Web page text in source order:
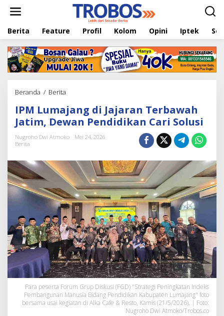
t
Berita Feature Profil Kolom Opini Iptek
Beranda / Berita
M
L
u
m
a
n
g
d
i
J
a
j
a
r
a
n
T
e
r
b
a
IPM Lumajang di Jajaran Terbawah
Jatim, Dewan Pendidikan Cari Solusi
Nugroho Dwi Atmoko
Mei 24, 2026
Berita
Para peserta Forum Grup Diskusi (FGD) "Strategi Peningkatan Indeks
Pembangunan Manusia Bidang Pendidikan Kabupaten Lumajang" foto
bersama usai kegiatan di Alka Cafe & Resto, Kamis (21/5/2026). | Foto:
Nugroho Dwi Atmoko/Trobos.co